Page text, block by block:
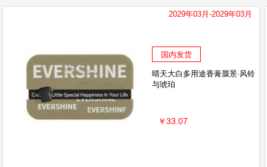
2029年03月-2029年03月
国内发货
晴天大白多用途香膏蜃景·风铃
与琥珀
￥33.07